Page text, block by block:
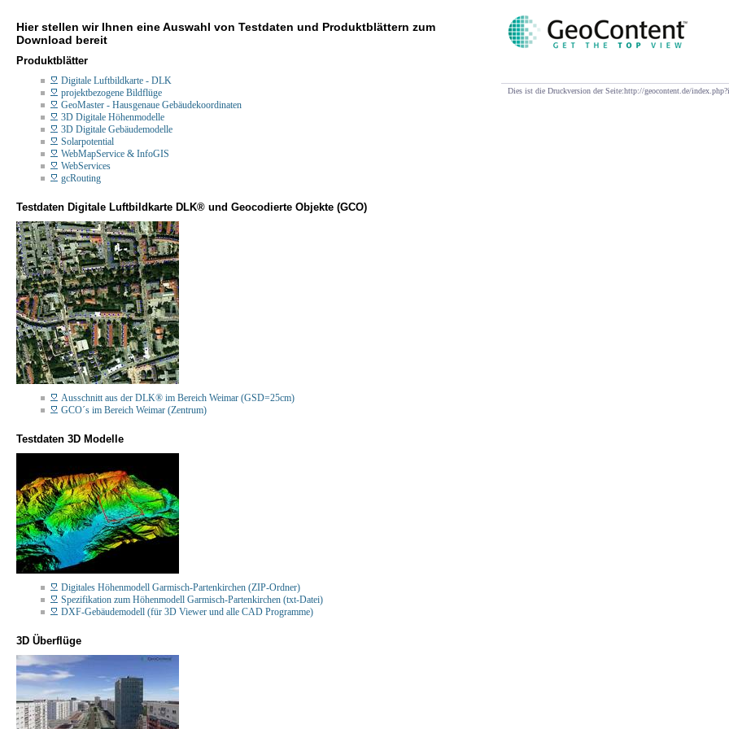
Hier stellen wir Ihnen eine Auswahl von Testdaten und Produktblättern zum
Download bereit
Produktblätter
Digitale Luftbildkarte - DLK
projektbezogene Bildflüge
GeoMaster - Hausgenaue Gebäudekoordinaten
3D Digitale Höhenmodelle
3D Digitale Gebäudemodelle
Solarpotential
WebMapService & InfoGIS
WebServices
gcRouting
Testdaten Digitale Luftbildkarte DLK® und Geocodierte Objekte (GCO)
Ausschnitt aus der DLK® im Bereich Weimar (GSD=25cm)
GCO´s im Bereich Weimar (Zentrum)
Testdaten 3D Modelle
Digitales Höhenmodell Garmisch-Partenkirchen (ZIP-Ordner)
Spezifikation zum Höhenmodell Garmisch-Partenkirchen (txt-Datei)
DXF-Gebäudemodell (für 3D Viewer und alle CAD Programme)
3D Überflüge
Dies ist die Druckversion der Seite:http://geocontent.de/